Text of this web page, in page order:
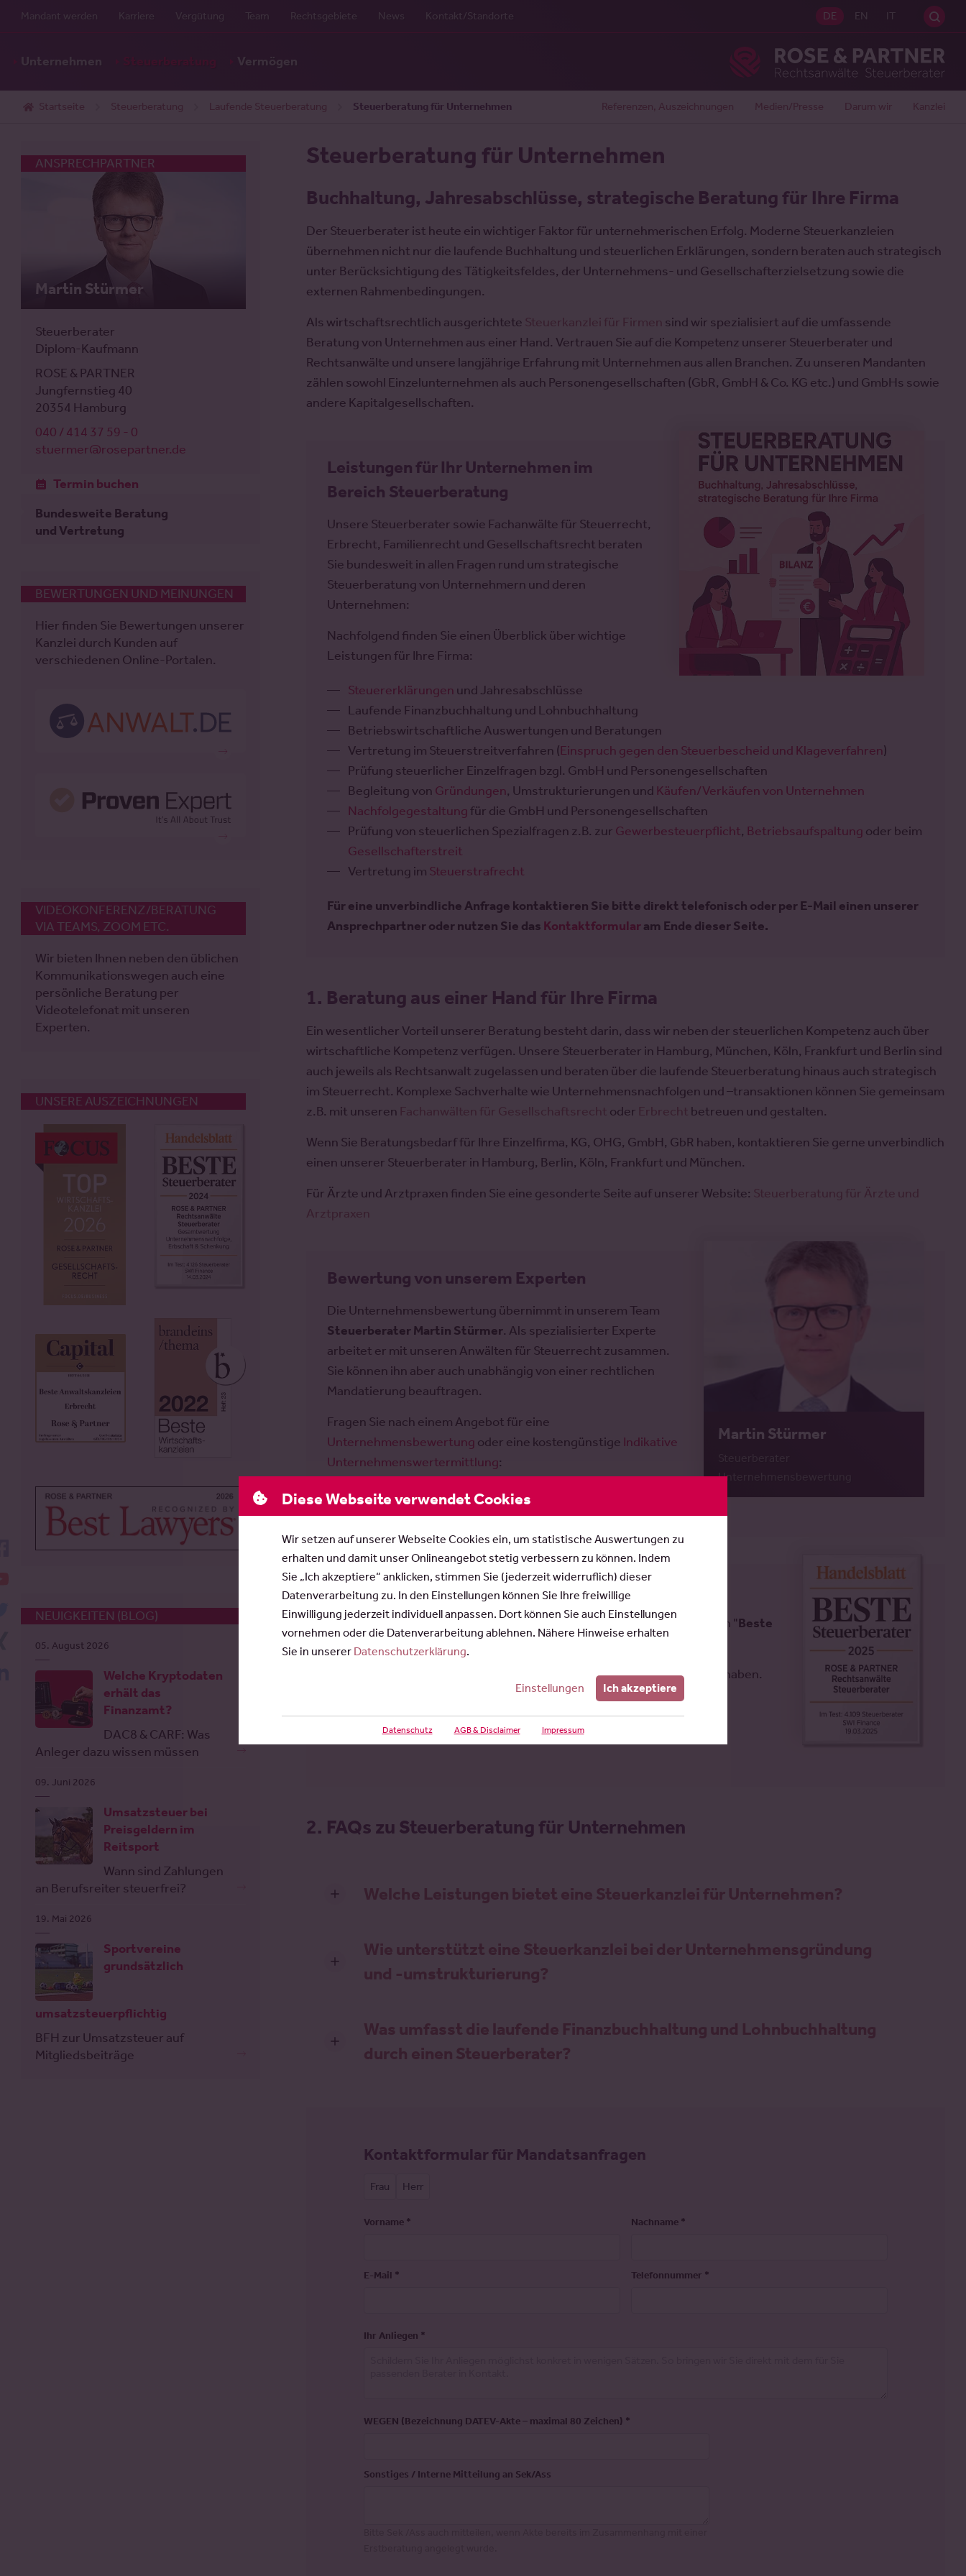
Mandant werden Karriere Vergütung Team Rechtsgebiete News Kontakt/Standorte DE EN IT
Unternehmen Steuerberatung Vermögen
Startseite Steuerberatung Laufende Steuerberatung Steuerberatung für Unternehmen Referenzen, Auszeichnungen Medien/Presse Darum wir Kanzlei
Steuerberatung für Unternehmen
Buchhaltung, Jahresabschlüsse, strategische Beratung für Ihre Firma
Der Steuerberater ist heute ein wichtiger Faktor für unternehmerischen Erfolg. Moderne Steuerkanzleien
übernehmen nicht nur die laufende Buchhaltung und steuerlichen Erklärungen, sondern beraten auch strategisch
unter Berücksichtigung des Tätigkeitsfeldes, der Unternehmens- und Gesellschafterzielsetzung sowie die
externen Rahmenbedingungen.
Als wirtschaftsrechtlich ausgerichtete Steuerkanzlei für Firmen sind wir spezialisiert auf die umfassende
Beratung von Unternehmen aus einer Hand. Vertrauen Sie auf die Kompetenz unserer Steuerberater und
Rechtsanwälte und unsere langjährige Erfahrung mit Unternehmen aus allen Branchen. Zu unseren Mandanten
zählen sowohl Einzelunternehmen als auch Personengesellschaften (GbR, GmbH & Co. KG etc.) und GmbHs sowie
andere Kapitalgesellschaften.
Leistungen für Ihr Unternehmen im
Bereich Steuerberatung
Unsere Steuerberater sowie Fachanwälte für Steuerrecht,
Erbrecht, Familienrecht und Gesellschaftsrecht beraten
Sie bundesweit in allen Fragen rund um strategische
Steuerberatung von Unternehmern und deren
Unternehmen:
Nachfolgend finden Sie einen Überblick über wichtige
Leistungen für Ihre Firma:
Steuererklärungen und Jahresabschlüsse
Laufende Finanzbuchhaltung und Lohnbuchhaltung
Betriebswirtschaftliche Auswertungen und Beratungen
Vertretung im Steuerstreitverfahren (Einspruch gegen den Steuerbescheid und Klageverfahren)
Prüfung steuerlicher Einzelfragen bzgl. GmbH und Personengesellschaften
Begleitung von Gründungen, Umstrukturierungen und Käufen/Verkäufen von Unternehmen
Nachfolgegestaltungfür die GmbH und Personengesellschaften
Prüfung von steuerlichen Spezialfragen z.B. zur Gewerbesteuerpflicht, Betriebsaufspaltung oder beim
Gesellschafterstreit
Vertretung im Steuerstrafrecht
Für eine unverbindliche Anfrage kontaktieren Sie bitte direkt telefonisch oder per E-Mail einen unserer
Ansprechpartner oder nutzen Sie das Kontaktformularam Ende dieser Seite.
1. Beratung aus einer Hand für Ihre Firma
Ein wesentlicher Vorteil unserer Beratung besteht darin, dass wir neben der steuerlichen Kompetenz auch über
wirtschaftliche Kompetenz verfügen. Unsere Steuerberater in Hamburg, München, Köln, Frankfurt und Berlin sind
auch jeweils als Rechtsanwalt zugelassen und beraten über die laufende Steuerberatung hinaus auch strategisch
im Steuerrecht. Komplexe Sachverhalte wie Unternehmensnachfolgen und –transaktionen können Sie gemeinsam
z.B. mit unseren Fachanwälten für Gesellschaftsrecht oder Erbrecht betreuen und gestalten.
Wenn Sie Beratungsbedarf für Ihre Einzelfirma, KG, OHG, GmbH, GbR haben, kontaktieren Sie gerne unverbindlich
einen unserer Steuerberater in Hamburg, Berlin, Köln, Frankfurt und München.
Für Ärzte und Arztpraxen finden Sie eine gesonderte Seite auf unserer Website: Steuerberatung für Ärzte und
Arztpraxen
Martin Stürmer
Unternehmensbewertung
Bewertung von unserem Experten
Die Unternehmensbewertung übernimmt in unserem Team
Steuerberater Martin Stürmer. Als spezialisierter Experte
arbeitet er mit unseren Anwälten für Steuerrecht zusammen.
Sie können ihn aber auch unabhängig von einer rechtlichen
Mandatierung beauftragen.
Fragen Sie nach einem Angebot für eine
Unternehmensbewertung oder eine kostengünstige Indikative
Unternehmenswertermittlung:
stuermer@rosepartner.de
Ausgezeichnete Beratung im Steuerrecht
Wir freuen uns über wiederkehrende Auszeichnungen Handelsblattes in "Beste
Unser Dank gilt allen Kollegen, deren Leistungen das möglich gemacht haben.
2. FAQs zu Steuerberatung für Unternehmen
Welche Leistungen bietet eine Steuerkanzlei für Unternehmen?
Wie unterstützt eine Steuerkanzlei bei der Unternehmensgründung
und -umstrukturierung?
Was umfasst die laufende Finanzbuchhaltung und Lohnbuchhaltung
durch einen Steuerberater?
Kontaktformular
Kontaktformular für Mandatsanfragen
Frau Herr
Vorname * Nachname *
E-Mail * Telefonnummer *
Ihr Anliegen *
WEGEN (Bezeichnung DATEV-Akte – maximal 80 Zeichen) *
Sonstiges / Interne Mitteilung an Sek/Ass
ANSPRECHPARTNER
Martin Stürmer
Steuerberater
Diplom-Kaufmann
ROSE & PARTNER
Jungfernstieg 40
20354 Hamburg
040 / 414 37 59 - 0
stuermer@rosepartner.de
Termin buchen
Bundesweite Beratung
und Vertretung
BEWERTUNGEN UND MEINUNGEN
Hier finden Sie Bewertungen unserer
Kanzlei durch Kunden auf
verschiedenen Online-Portalen.
VIDEOKONFERENZ/BERATUNG
VIA TEAMS, ZOOM ETC.
Wir bieten Ihnen neben den üblichen
Kommunikationswegen auch eine
persönliche Beratung per
Videotelefonat mit unseren
Experten.
UNSERE AUSZEICHNUNGEN
NEUIGKEITEN (BLOG)
05. August 2026
Welche Kryptodaten
erhält das
Finanzamt?
DAC8 & CARF: Was
Anleger dazu wissen müssen
09. Juni 2026
Umsatzsteuer bei
Preisgeldern im
Reitsport
Wann sind Zahlungen
an Berufsreiter steuerfrei?
19. Mai 2026
Sportvereine
grundsätzlich
umsatzsteuerpflichtig
BFH zur Umsatzsteuer auf
Mitgliedsbeiträge
twitter
Diese Webseite verwendet Cookies
Wir setzen auf unserer Webseite Cookies ein, um statistische Auswertungen zu
erhalten und damit unser Onlineangebot stetig verbessern zu können. Indem
Sie „Ich akzeptiere“ anklicken, stimmen Sie (jederzeit widerruflich) dieser
Datenverarbeitung zu. In den Einstellungen können Sie Ihre freiwillige
Einwilligung jederzeit individuell anpassen. Dort können Sie auch Einstellungen
vornehmen oder die Datenverarbeitung ablehnen. Nähere Hinweise erhalten
Sie in unserer Datenschutzerklärung.
Einstellungen Ich akzeptiere
Datenschutz AGB & Disclaimer Impressum